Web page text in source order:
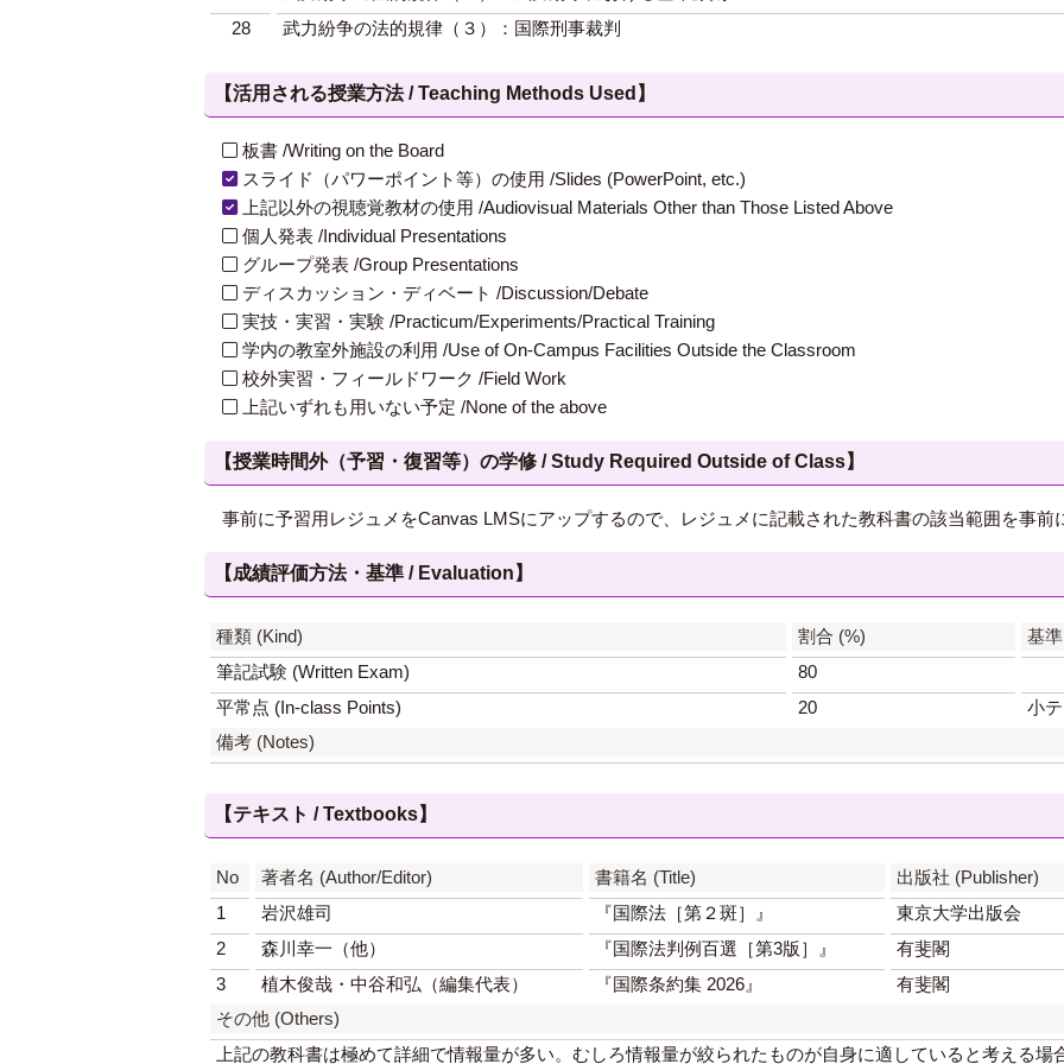
28
武力紛争の法的規律（３）：国際刑事裁判
【活用される授業方法 / Teaching Methods Used】
板書 /Writing on the Board
スライド（パワーポイント等）の使用 /Slides (PowerPoint, etc.)
上記以外の視聴覚教材の使用 /Audiovisual Materials Other than Those Listed Above
個人発表 /Individual Presentations
グループ発表 /Group Presentations
ディスカッション・ディベート /Discussion/Debate
実技・実習・実験 /Practicum/Experiments/Practical Training
学内の教室外施設の利用 /Use of On-Campus Facilities Outside the Classroom
校外実習・フィールドワーク /Field Work
上記いずれも用いない予定 /None of the above
【授業時間外（予習・復習等）の学修 / Study Required Outside of Class】
事前に予習用レジュメをCanvas LMSにアップするので、レジュメに記載された教科書の該当範囲を事前
【成績評価方法・基準 / Evaluation】
種類 (Kind) 割合 (%)
基
筆記試験 (Written Exam)
80
平常点 (In-class Points)
20
小
備考 (Notes)
【テキスト / Textbooks】
No 著者名 (Author/Editor) 書籍名 (Title) 出版社 (Publisher)
1
岩沢雄司 『国際法［第２斑］』 東京大学出版会
2
森川幸一（他） 『国際法判例百選［第3版］』 有斐閣
3
植木俊哉・中谷和弘（編集代表） 『国際条約集 2026』 有斐閣
その他 (Others)
上記の教科書は極めて詳細で情報量が多い。むしろ情報量が絞られたものが自身に適していると考える場